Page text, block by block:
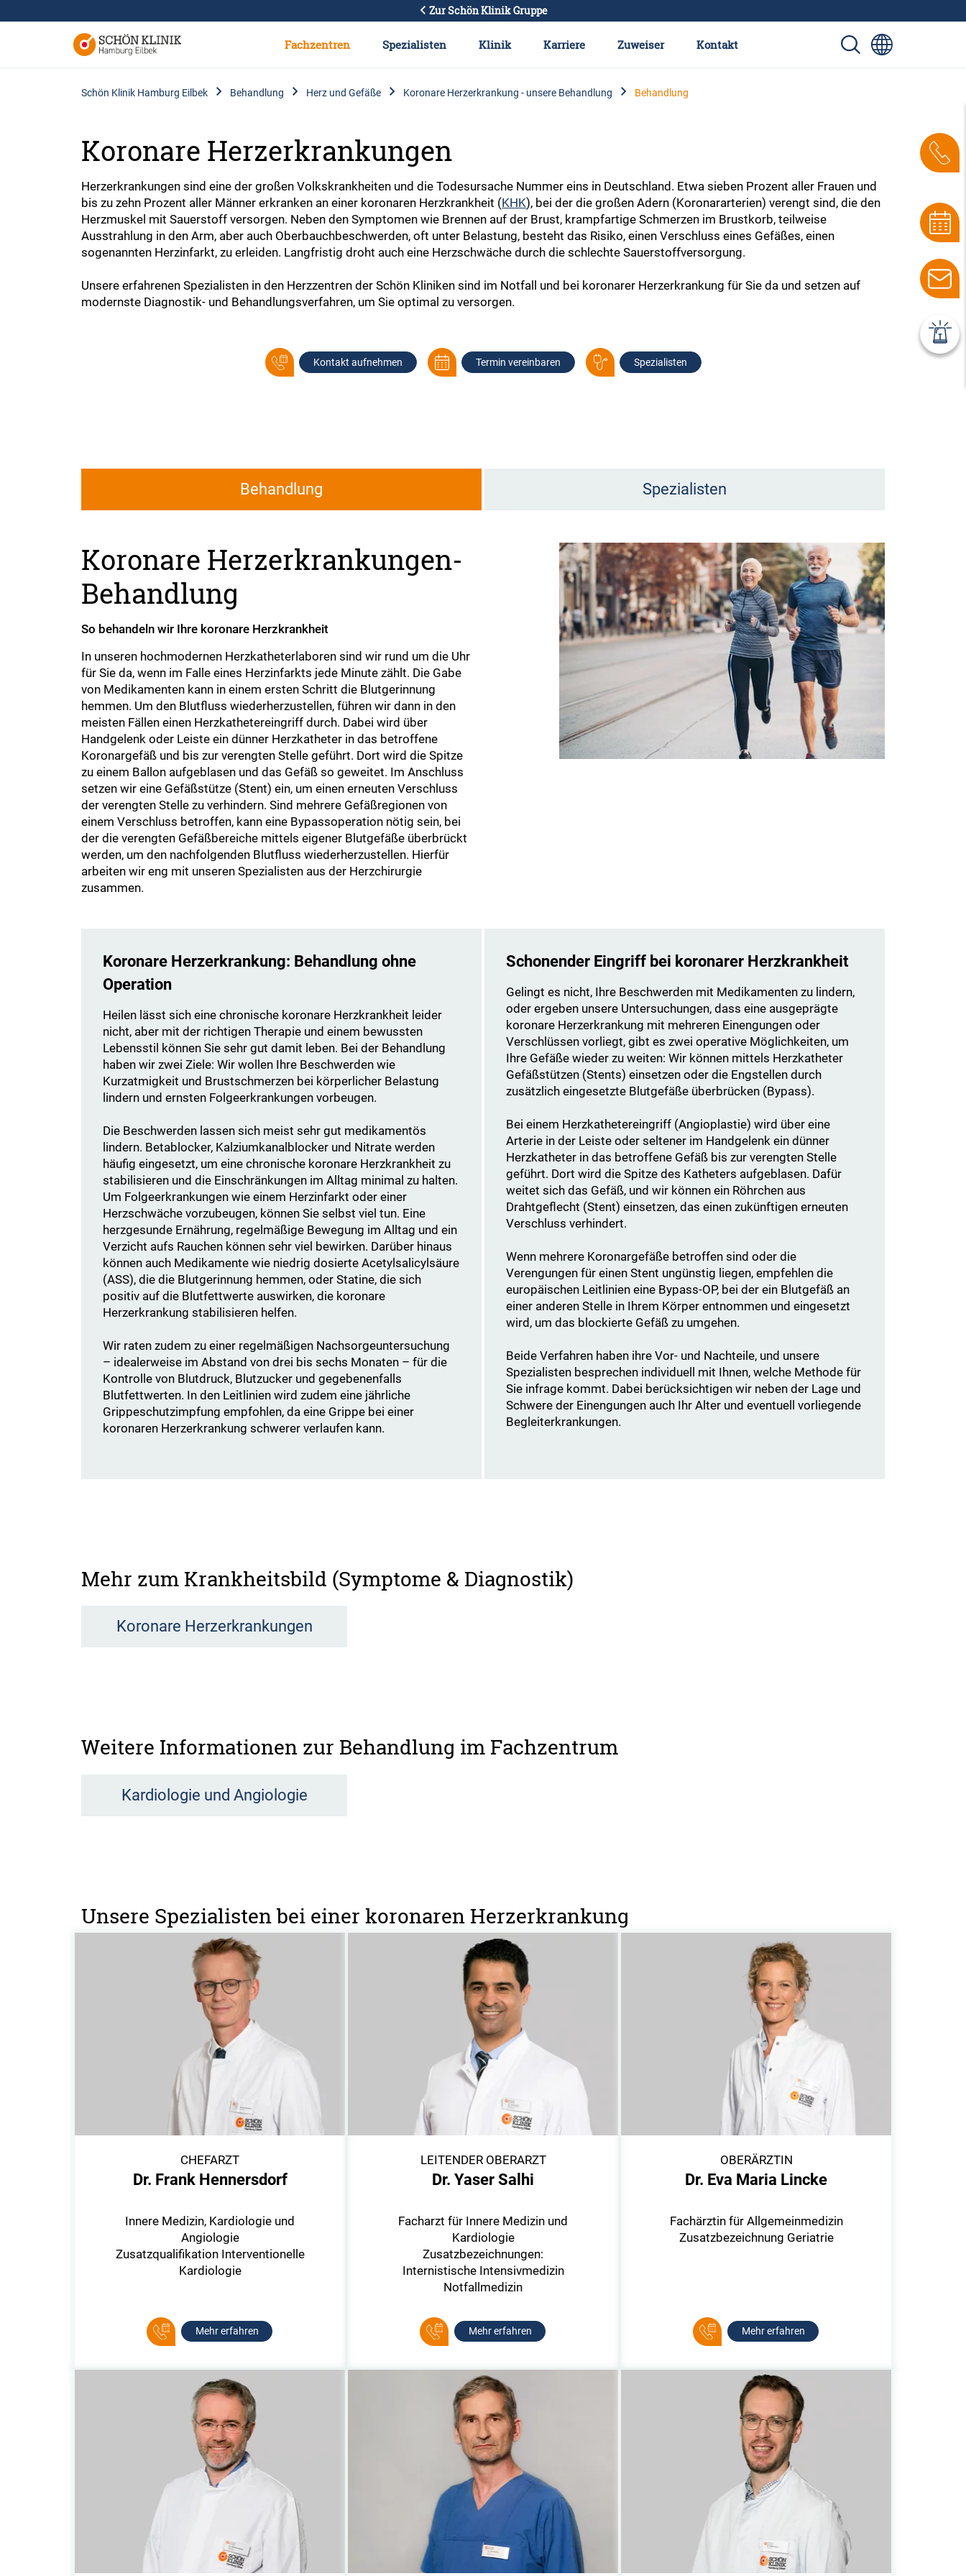
Zur Schön Klinik Gruppe
Fachzentren Spezialisten Klinik Karriere Zuweiser Kontakt
Schön Klinik Hamburg Eilbek Behandlung Herz und Gefäße Koronare Herzerkrankung - unsere Behandlung Behandlung
Koronare Herzerkrankungen
Herzerkrankungen sind eine der großen Volkskrankheiten und die Todesursache Nummer eins in Deutschland. Etwa sieben Prozent aller Frauen und
bis zu zehn Prozent aller Männer erkranken an einer koronaren Herzkrankheit (KHK), bei der die großen Adern (Koronararterien) verengt sind, die den
Herzmuskel mit Sauerstoff versorgen. Neben den Symptomen wie Brennen auf der Brust, krampfartige Schmerzen im Brustkorb, teilweise
Ausstrahlung in den Arm, aber auch Oberbauchbeschwerden, oft unter Belastung, besteht das Risiko, einen Verschluss eines Gefäßes, einen
sogenannten Herzinfarkt, zu erleiden. Langfristig droht auch eine Herzschwäche durch die schlechte Sauerstoffversorgung.
Unsere erfahrenen Spezialisten in den Herzzentren der Schön Kliniken sind im Notfall und bei koronarer Herzerkrankung für Sie da und setzen auf
modernste Diagnostik- und Behandlungsverfahren, um Sie optimal zu versorgen.
Kontakt aufnehmen Termin vereinbaren Spezialisten
Behandlung Spezialisten
Koronare Herzerkrankungen-
Behandlung
So behandeln wir Ihre koronare Herzkrankheit
In unseren hochmodernen Herzkatheterlaboren sind wir rund um die Uhr
für Sie da, wenn im Falle eines Herzinfarkts jede Minute zählt. Die Gabe
von Medikamenten kann in einem ersten Schritt die Blutgerinnung
hemmen. Um den Blutfluss wiederherzustellen, führen wir dann in den
meisten Fällen einen Herzkathetereingriff durch. Dabei wird über
Handgelenk oder Leiste ein dünner Herzkatheter in das betroffene
Koronargefäß und bis zur verengten Stelle geführt. Dort wird die Spitze
zu einem Ballon aufgeblasen und das Gefäß so geweitet. Im Anschluss
setzen wir eine Gefäßstütze (Stent) ein, um einen erneuten Verschluss
der verengten Stelle zu verhindern. Sind mehrere Gefäßregionen von
einem Verschluss betroffen, kann eine Bypassoperation nötig sein, bei
der die verengten Gefäßbereiche mittels eigener Blutgefäße überbrückt
werden, um den nachfolgenden Blutfluss wiederherzustellen. Hierfür
arbeiten wir eng mit unseren Spezialisten aus der Herzchirurgie
zusammen.
Koronare Herzerkrankung: Behandlung ohne
Operation
Heilen lässt sich eine chronische koronare Herzkrankheit leider
nicht, aber mit der richtigen Therapie und einem bewussten
Lebensstil können Sie sehr gut damit leben. Bei der Behandlung
haben wir zwei Ziele: Wir wollen Ihre Beschwerden wie
Kurzatmigkeit und Brustschmerzen bei körperlicher Belastung
lindern und ernsten Folgeerkrankungen vorbeugen.
Die Beschwerden lassen sich meist sehr gut medikamentös
lindern. Betablocker, Kalziumkanalblocker und Nitrate werden
häufig eingesetzt, um eine chronische koronare Herzkrankheit zu
stabilisieren und die Einschränkungen im Alltag minimal zu halten.
Um Folgeerkrankungen wie einem Herzinfarkt oder einer
Herzschwäche vorzubeugen, können Sie selbst viel tun. Eine
herzgesunde Ernährung, regelmäßige Bewegung im Alltag und ein
Verzicht aufs Rauchen können sehr viel bewirken. Darüber hinaus
können auch Medikamente wie niedrig dosierte Acetylsalicylsäure
(ASS), die die Blutgerinnung hemmen, oder Statine, die sich
positiv auf die Blutfettwerte auswirken, die koronare
Herzerkrankung stabilisieren helfen.
Wir raten zudem zu einer regelmäßigen Nachsorgeuntersuchung
– idealerweise im Abstand von drei bis sechs Monaten – für die
Kontrolle von Blutdruck, Blutzucker und gegebenenfalls
Blutfettwerten. In den Leitlinien wird zudem eine jährliche
Grippeschutzimpfung empfohlen, da eine Grippe bei einer
koronaren Herzerkrankung schwerer verlaufen kann.
Schonender Eingriff bei koronarer Herzkrankheit
Gelingt es nicht, Ihre Beschwerden mit Medikamenten zu lindern,
oder ergeben unsere Untersuchungen, dass eine ausgeprägte
koronare Herzerkrankung mit mehreren Einengungen oder
Verschlüssen vorliegt, gibt es zwei operative Möglichkeiten, um
Ihre Gefäße wieder zu weiten: Wir können mittels Herzkatheter
Gefäßstützen (Stents) einsetzen oder die Engstellen durch
zusätzlich eingesetzte Blutgefäße überbrücken (Bypass).
Bei einem Herzkathetereingriff (Angioplastie) wird über eine
Arterie in der Leiste oder seltener im Handgelenk ein dünner
Herzkatheter in das betroffene Gefäß bis zur verengten Stelle
geführt. Dort wird die Spitze des Katheters aufgeblasen. Dafür
weitet sich das Gefäß, und wir können ein Röhrchen aus
Drahtgeflecht (Stent) einsetzen, das einen zukünftigen erneuten
Verschluss verhindert.
Wenn mehrere Koronargefäße betroffen sind oder die
Verengungen für einen Stent ungünstig liegen, empfehlen die
europäischen Leitlinien eine Bypass-OP, bei der ein Blutgefäß an
einer anderen Stelle in Ihrem Körper entnommen und eingesetzt
wird, um das blockierte Gefäß zu umgehen.
Beide Verfahren haben ihre Vor- und Nachteile, und unsere
Spezialisten besprechen individuell mit Ihnen, welche Methode für
Sie infrage kommt. Dabei berücksichtigen wir neben der Lage und
Schwere der Einengungen auch Ihr Alter und eventuell vorliegende
Begleiterkrankungen.
Mehr zum Krankheitsbild (Symptome & Diagnostik)
Koronare Herzerkrankungen
Weitere Informationen zur Behandlung im Fachzentrum
Kardiologie und Angiologie
Unsere Spezialisten bei einer koronaren Herzerkrankung
CHEFARZT
Dr. Frank Hennersdorf
Innere Medizin, Kardiologie und
Angiologie
Zusatzqualifikation Interventionelle
Kardiologie
Mehr erfahren
LEITENDER OBERARZT
Dr. Yaser Salhi
Facharzt für Innere Medizin und
Kardiologie
Zusatzbezeichnungen:
Internistische Intensivmedizin
Notfallmedizin
Mehr erfahren
OBERÄRZTIN
Dr. Eva Maria Lincke
Fachärztin für Allgemeinmedizin
Zusatzbezeichnung Geriatrie
Mehr erfahren